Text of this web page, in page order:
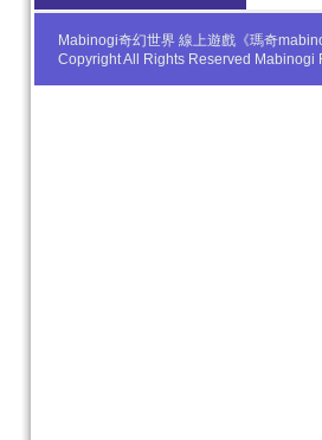
Mabinogi奇幻世界 線上遊戲《瑪奇
Copyright All Rights Reserved Mabinogi